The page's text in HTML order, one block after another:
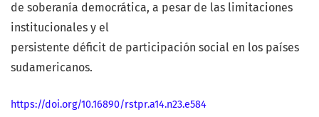
de soberanía democrática, a pesar de las limitaciones
institucionales y el
persistente déficit de participación social en los países
sudamericanos.
https://doi.org/10.16890/rstpr.a14.n23.e584